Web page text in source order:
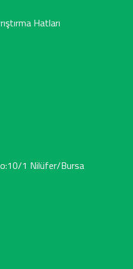
Hatları
1 Nilüfer/Bursa